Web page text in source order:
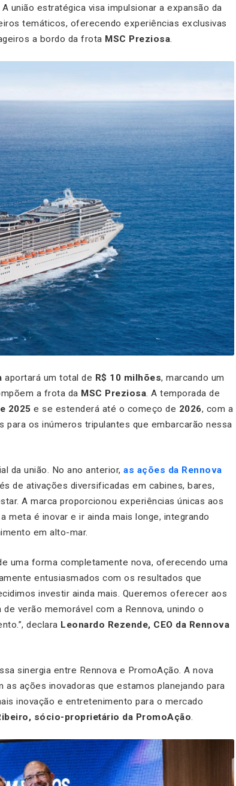
A união estratégica visa impulsionar a expansão da
temáticos, oferecendo experiências exclusivas
a bordo da frota MSC Preziosa.
aportará um total de R$ 10 milhões, marcando um
a frota da MSC Preziosa. A temporada de
2025 e se estenderá até o começo de 2026, com a
para os inúmeros tripulantes que embarcarão nessa
da união. No ano anterior, as ações da Rennova
de ativações diversificadas em cabines, bares,
A marca proporcionou experiências únicas aos
meta é inovar e ir ainda mais longe, integrando
em alto-mar.
uma forma completamente nova, oferecendo uma
entusiasmados com os resultados que
investir ainda mais. Queremos oferecer aos
verão memorável com a Rennova, unindo o
declara Leonardo Rezende, CEO da Rennova
sinergia entre Rennova e PromoAção. A nova
ações inovadoras que estamos planejando para
inovação e entretenimento para o mercado
sócio-proprietário da PromoAção.